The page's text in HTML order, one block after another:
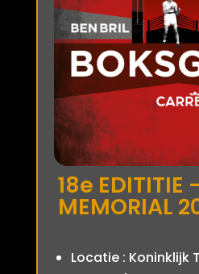
18e EDITITIE
MEMORIAL
Locatie : Koninklijk